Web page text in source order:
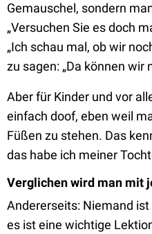
Gemauschel, sondern
„Versuchen Sie es doch
„Ich schau mal, ob wir
zu sagen: „Da können wir
Aber für Kinder und vor
einfach doof, eben weil
Füßen zu stehen. Das
das habe ich meiner
Verglichen wird man mit
Andererseits: Niemand
es ist eine wichtige